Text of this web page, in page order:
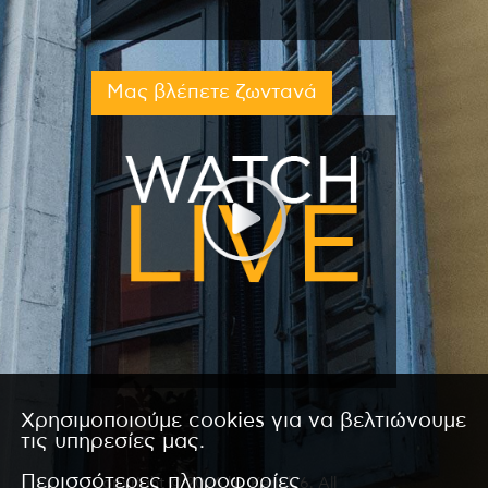
Μας βλέπετε ζωντανά
Copyright © 2026 by Kanali 6. All
Χρησιμοποιούμε cookies για να βελτιώνουμε
τις υπηρεσίες μας.
Περισσότερες πληροφορίες